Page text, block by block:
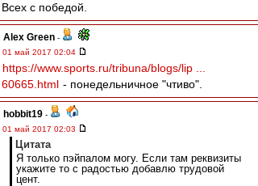
Всех с победой.
Alex Green -
01 май 2017 02:04
https://www.sports.ru/tribuna/blogs/lip ...
60665.html - понедельничное "чтиво".
hobbit19 -
01 май 2017 02:03
Цитата
Я только пэйпалом могу. Если там реквизиты
укажите то с радостью добавлю трудовой
цент.